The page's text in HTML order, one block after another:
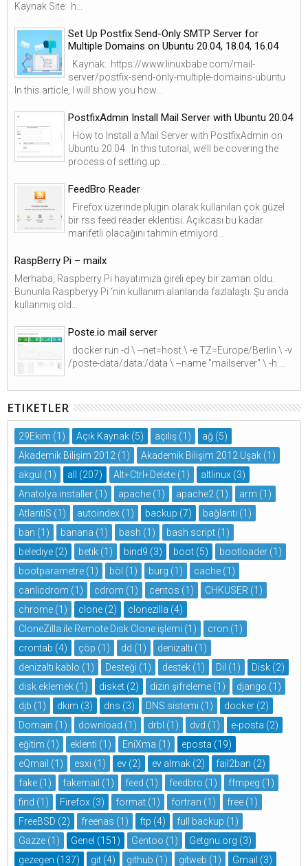
Kaynak Site: h...
Set Up Postfix Send-Only SMTP Server for
Multiple Domains on Ubuntu 20.04, 18.04, 16.04
Kaynak: https://www.linuxbabe.com/mail-
server/postfix-send-only-multiple-domains-ubuntu
In this article, I will show you how...
PostfixAdmin Install Mail Server with Ubuntu 20.04
How to Install a Mail Server with PostfixAdmin on
Ubuntu 20.04 In this tutorial, we’ll be covering the
process of setting up...
FeedBro Reader
Firefox üzerinde plugin olarak kullanılan çok güzel
bir rss feed reader eklentisi. Açıkcası bu kadar
marifetli olacağını tahmin etmiyord...
RaspBerry Pi – mailx
Merhaba, Raspberry Pi hayatımıza gireli epey bir zaman oldu.
Bununla Raspberyy Pi ‘nin kullanım alanlarıda fazlalaştı. Şu anda
kullanmış old...
Poste.io mail server
docker run -d \ --net=host \ -e TZ=Europe/Berlin \ -v
/poste-data/data:/data \ --name "mailserver" \ -h ...
ETIKETLER
29Ekim (1) Açık Kaynak (5) açılış (1) ağ (5)
Akademik Bilişim 2012 (1) Akademik Bilişim 2012 Uşak (1)
akgül (1) all (207) Alt+Ctrl+Delete (1) altlinux (3)
Anatolya installer (1) apache (1) apache2 (1) arm (1)
AtlantiS (1) autoindex (1) backup (7) bağlantı (1)
ban (1) banana (1) bash (1) bash script (1)
belediye (2) betik (1) bind9 (3) boot (5) bootloader (1)
bootparametre (1) böl (1) burg (1) cache (1)
canlicdrom (1) cdrom (1) centos (1) CHKUSER (1)
chrome (1) clone (2) clonezilla (4)
CloneZilla ile Remote Disk Clone işlemi (1) cron (1)
crontab (4) çöp (1) dd (1) denizaltı (1)
denizaltı kablo (1) Desteği (1) destek (1) Dil (1) Disk (2)
disk eklemek (1) disket (2) dizin şifreleme (1) django (1)
djb (1) dkim (3) dns (3) DNS sistemi (1) docker (2)
Domain (1) download (1) drbl (1) dvd (1) e-posta (2)
eğitim (1) eklenti (1) EniXma (1) eposta (19)
eQmail (1) esxi (1) ev (2) ev almak (2) fail2ban (2)
fake (1) fakemail (1) feed (1) feedbro (1) ffmpeg (1)
find (1) Firefox (3) format (1) fortran (1) free (1)
FreeBSD (2) freenas (1) ftp (4) full backup (1)
Gazze (1) Genel (151) Gentoo (1) Getgnu.org (3)
gezegen (137) git (4) github (1) gitweb (1) Gmail (3)